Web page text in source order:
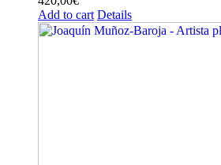
Add to cart Details